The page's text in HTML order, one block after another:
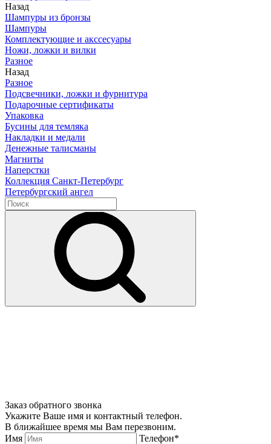
Назад
Шампуры из бронзы
Шампуры
Комплектующие и акссесуары
Ножи, ложки и вилки
Разное
Назад
Разное
Подсвечники, ложки и фурнитура
Подарочные сертификаты
Упаковка
Бусины для темляка
Накладки и медали
Денежные талисманы
Магниты
Наперстки
Коллекция Санкт-Петербург
Петербургский ангел
Заказ обратного звонка
Укажите Ваше имя и контактный телефон.
В ближайшее время мы Вам перезвоним.
Имя
Телефон*